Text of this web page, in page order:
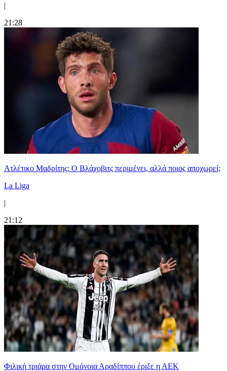
|
21:28
Ατλέτικο Μαδρίτης: Ο Βλάχοβιτς περιμένει, αλλά ποιος αποχωρεί;
La Liga
|
21:12
Φιλική τριάρα στην Ομόνοια Αραδίππου έριξε η ΑΕΚ